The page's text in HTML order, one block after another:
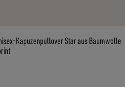
Kapuzenpullover Star aus Baumwolle